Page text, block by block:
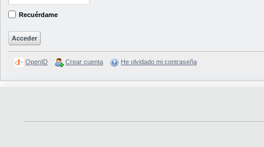
Recuérdame
OpenID Crear cuenta He olvidado mi contraseña